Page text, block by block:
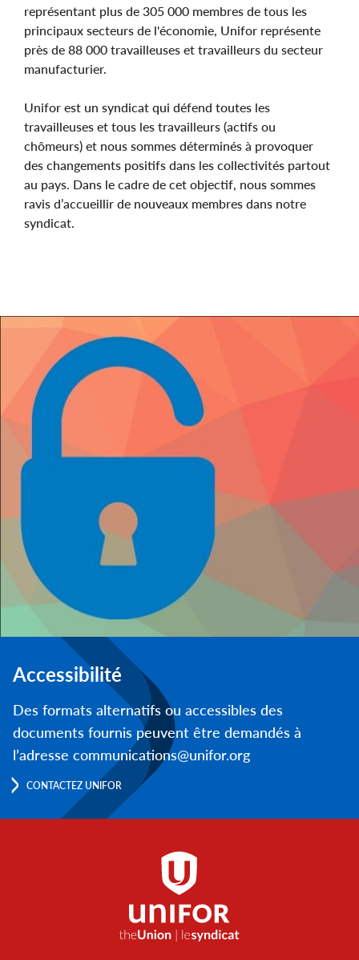
représentant plus de 305 000 membres de tous les
principaux secteurs de l'économie, Unifor représente
près de 88 000 travailleuses et travailleurs du secteur
manufacturier.
Unifor est un syndicat qui défend toutes les
travailleuses et tous les travailleurs (actifs ou
chômeurs) et nous sommes déterminés à provoquer
des changements positifs dans les collectivités partout
au pays. Dans le cadre de cet objectif, nous sommes
ravis d’accueillir de nouveaux membres dans notre
syndicat.
Accessibilité
Des formats alternatifs ou accessibles des
documents fournis peuvent être demandés à
l’adresse communications@unifor.org
CONTACTEZ UNIFOR